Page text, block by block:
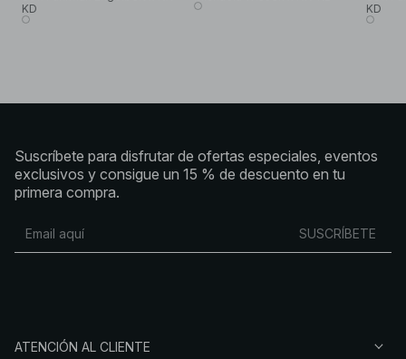
KD
KD
Suscríbete para disfrutar de ofertas especiales, eventos
exclusivos y consigue un 15 % de descuento en tu
primera compra.
SUSCRÍBETE
ATENCIÓN AL CLIENTE